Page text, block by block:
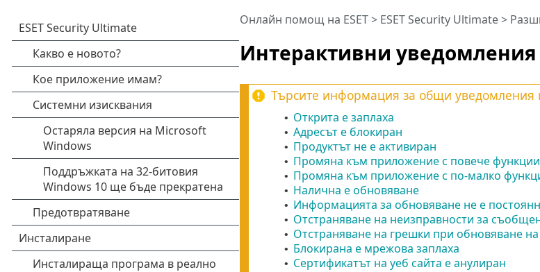
Интерактивни уведомления
Онлайн помощ на ESET> ESET Security Ultimate>
Търсите информация за общи уведомления
• Открита е заплаха
• Адресът е блокиран
• Продуктът не е активиран
• Промяна към приложение с повече функции
• Промяна към приложение с по-малко
• Налична е обновяване
• Информацията за обновяване не е
• Отстраняване на неизправности за
• Отстраняване на грешки при обновяване
• Блокирана е мрежова заплаха
• Сертификатът на уеб сайта е анулиран